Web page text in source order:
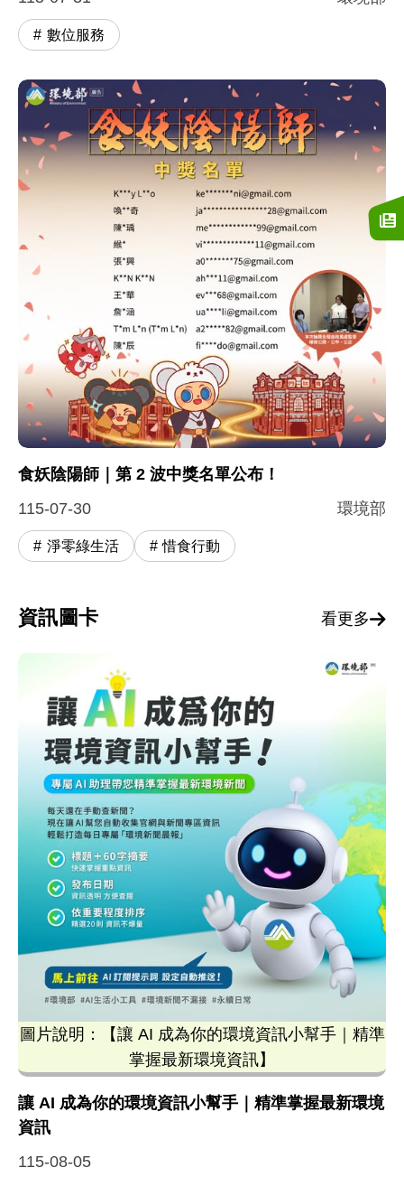
數位服務
食妖陰陽師｜第 2 波中獎名單公布！
115-07-30
環境部
淨零綠生活 惜食行動
資訊圖卡 看更多
圖片說明：【讓 AI 成為你的環境資訊小幫手｜精準
掌握最新環境資訊】
讓 AI 成為你的環境資訊小幫手｜精準掌握最新環境
資訊
115-08-05